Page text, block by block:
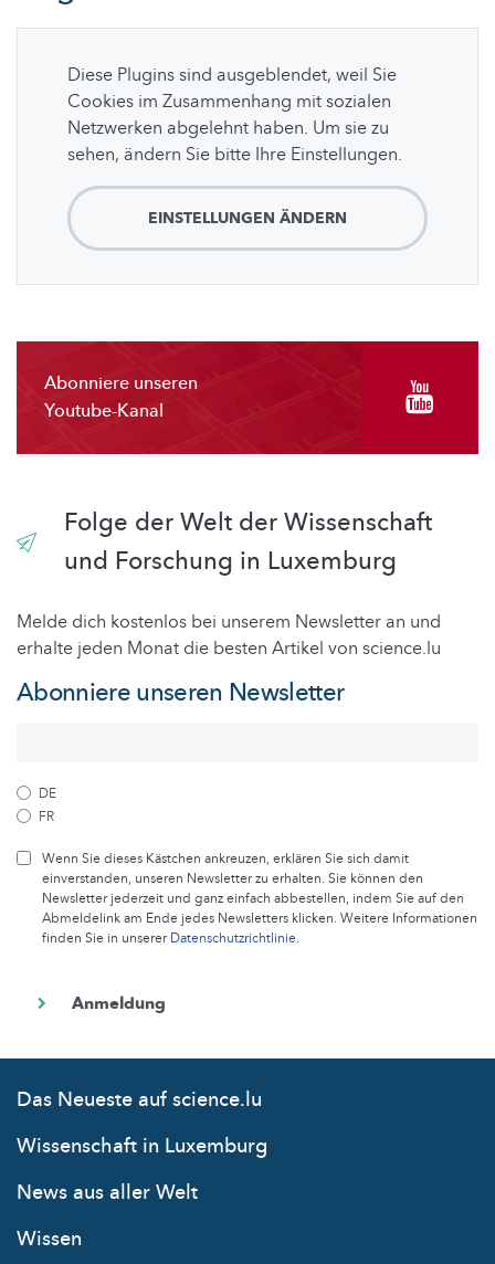
Diese Plugins sind ausgeblendet, weil Sie
Cookies im Zusammenhang mit sozialen
Netzwerken abgelehnt haben. Um sie zu
sehen, ändern Sie bitte Ihre Einstellungen.
EINSTELLUNGEN ÄNDERN
Abonniere unseren
Youtube-Kanal
Folge der Welt der Wissenschaft
und Forschung in Luxemburg
Melde dich kostenlos bei unserem Newsletter an und
erhalte jeden Monat die besten Artikel von science.lu
Abonniere unseren Newsletter
DE
FR
Wenn Sie dieses Kästchen ankreuzen, erklären Sie sich damit
einverstanden, unseren Newsletter zu erhalten. Sie können den
Newsletter jederzeit und ganz einfach abbestellen, indem Sie auf den
Abmeldelink am Ende jedes Newsletters klicken. Weitere Informationen
finden Sie in unsererDatenschutzrichtlinie.
Das Neueste auf science.lu
Wissenschaft in Luxemburg
News aus aller Welt
Wissen